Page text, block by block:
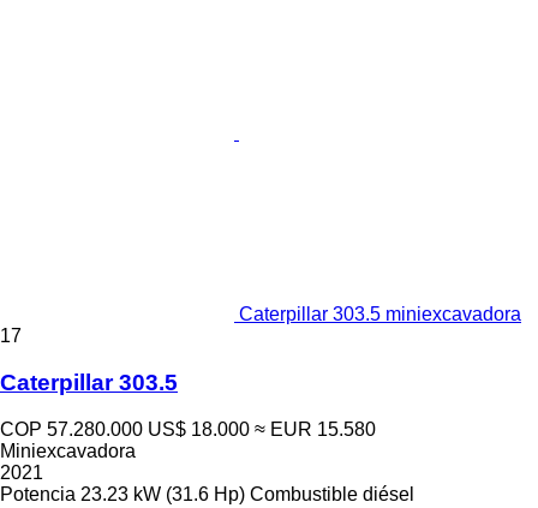
Caterpillar 303.5 miniexcavadora
17
Caterpillar 303.5
COP 57.280.000 US$ 18.000 ≈ EUR 15.580
Miniexcavadora
2021
Potencia 23.23 kW (31.6 Hp) Combustible diésel